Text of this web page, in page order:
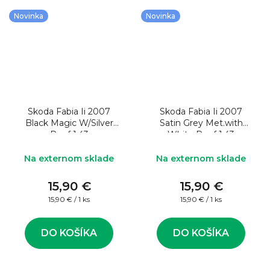
Novinka
Skoda Fabia Ii 2007
Black Magic W/Silver
Roof 1:43
Na externom sklade
15,90 €
Jednotková
15,90 € / 1 ks
DO KOŠÍKA
Novinka
Skoda Fabia Ii 2007
Satin Grey Met.with
White Roof 1:43
Na externom sklade
15,90 €
Jednotková
15,90 € / 1 ks
DO KOŠÍKA